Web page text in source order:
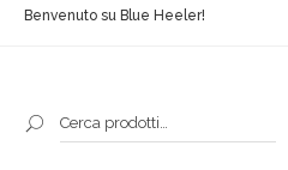
Benvenuto su Blue Heeler!